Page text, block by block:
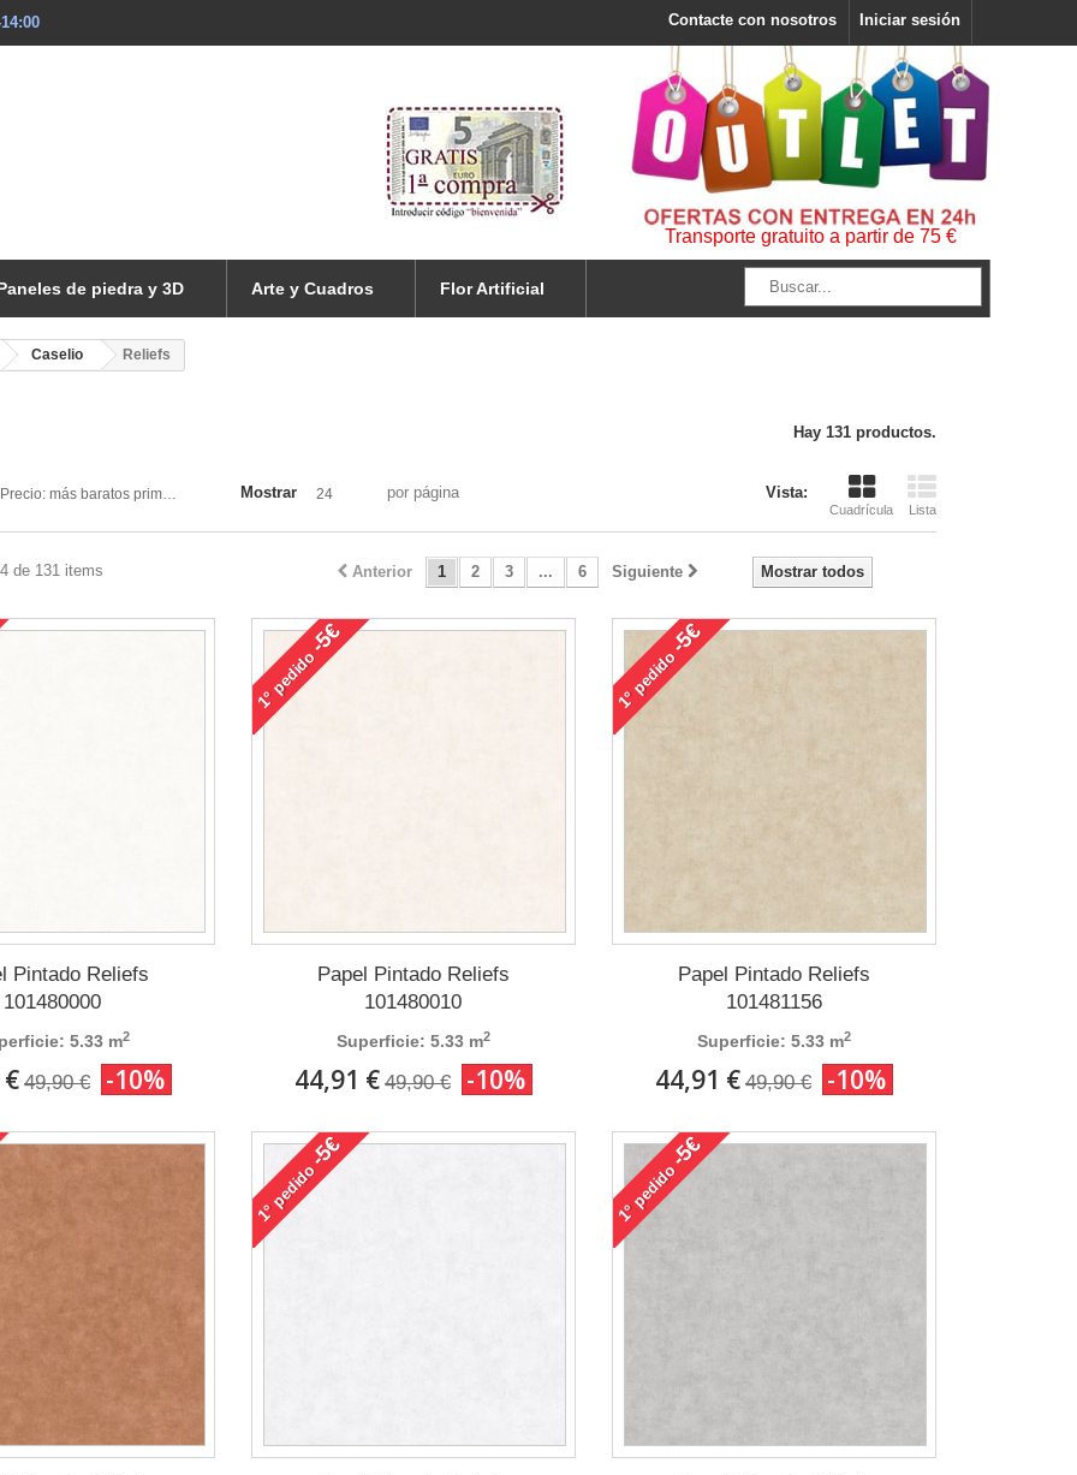
Iniciar sesión
Contacte con nosotros
Transporte gratuito a partir de 75 €
de piedra y 3D Arte y Cuadros Flor Artificial
Caselio Reliefs
Hay 131 productos.
Vista:
Cuadrícula Lista
Precio: más baratos primero Mostrar 24 por página
Mostrar todos
Anterior 1 2 3 ... 6 Siguiente
de 131 items
Pintado Reliefs
101480000
5.33 m2
49,90 € -10%
1°
pedido
-5€
Papel Pintado Reliefs
101480010
Superficie: 5.33 m2
44,91 € 49,90 € -10%
1°
pedido
-5€
Papel Pintado Reliefs
101481156
Superficie: 5.33 m2
44,91 € 49,90 € -10%
1°
pedido
-5€
1°
pedido
-5€